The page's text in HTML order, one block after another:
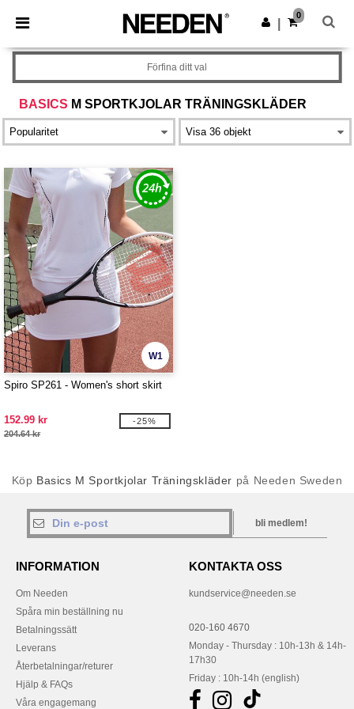
× Needen-app
Bättre priser i appen!
Hämta app
0
BASICS M SPORTKJOLAR TRÄNINGSKLÄDER
Förfina ditt val
W1
Spiro SP261 - Women's short skirt
152.99 kr
204.64 kr
-25%
Köp Basics M Sportkjolar Träningskläder på Needen Sweden
bli medlem!
INFORMATION
Om Needen
Spåra min beställning nu
Betalningssätt
Leverans
Återbetalningar/returer
Hjälp & FAQs
Våra engagemang
KONTAKTA OSS
kundservice@needen.se
020-160 4670
Monday - Thursday : 10h-13h & 14h-
17h30
Friday : 10h-14h (english)